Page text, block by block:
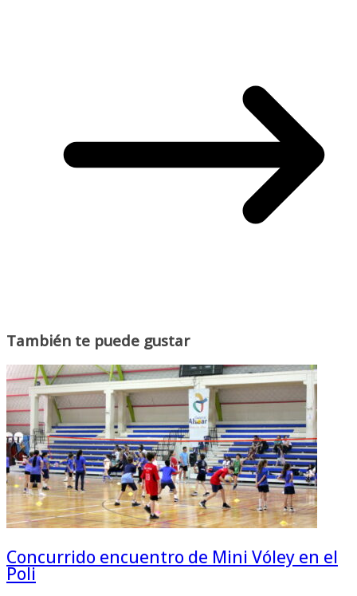
También te puede gustar
Concurrido encuentro de Mini Vóley en el
Poli